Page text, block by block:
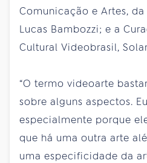
Comunicação e Artes,
Lucas Bambozzi; e a
Cultural Videobrasil,
“O termo videoarte
sobre alguns aspectos.
especialmente porque
que há uma outra arte
uma especificidade da